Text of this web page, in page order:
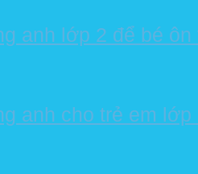
anh lớp 2 để bé
anh cho trẻ em